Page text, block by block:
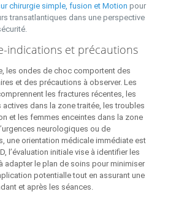
chirurgie simple, fusion et Motion pour
transatlantiques dans une perspective
indications et précautions
les ondes de choc comportent des
et des précautions à observer. Les
les fractures récentes, les
dans la zone traitée, les troubles
et les femmes enceintes dans la zone
neurologiques ou de
une orientation médicale immédiate est
l’évaluation initiale vise à identifier les
adapter le plan de soins pour minimiser
potentialle tout en assurant une
et après les séances.